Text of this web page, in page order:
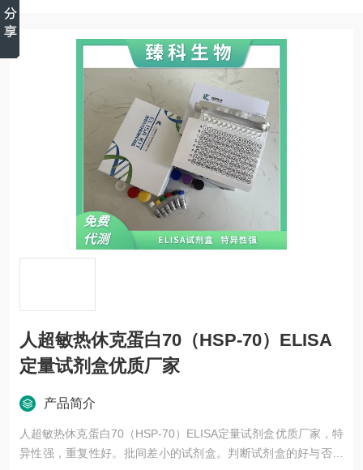
人超敏热休克蛋白70（HSP-70）ELISA
定量试剂盒优质厂家
产品简介
人超敏热休克蛋白70（HSP-70）ELISA定量试剂盒优质厂家，特
异性强，重复性好。批间差小的试剂盒。判断试剂盒的好与否，